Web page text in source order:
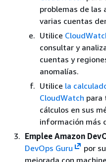
problemas de las
varias cuentas
Utilice
consultar y
cuentas y
anomalías.
Utilice la
CloudWatch para
cálculos en sus
información más
Emplee Amazon
DevOps Guru
por
mejorada con